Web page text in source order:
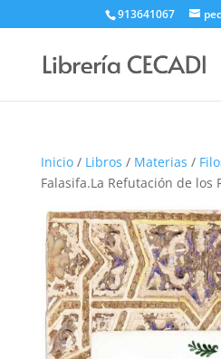
913641067
Inicio/ Libros / Materias /
Falasifa.La Refutación de los